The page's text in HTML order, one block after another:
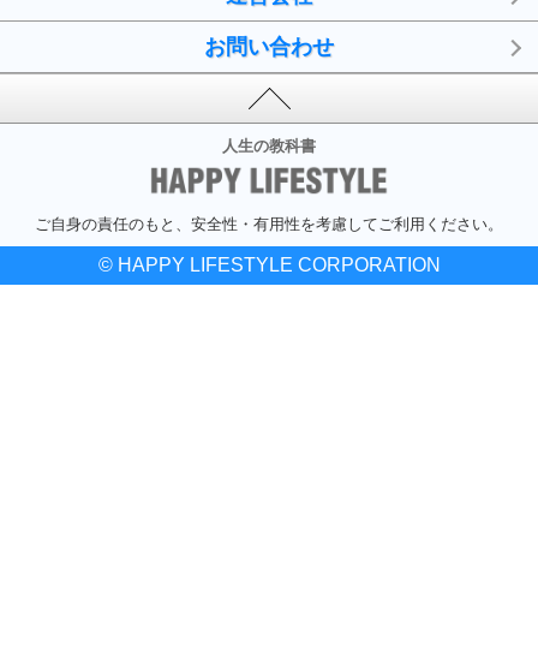
お問い合わせ
人生の教科書
ご自身の責任のもと、安全性・有用性を考慮してご利用ください。
© HAPPY LIFESTYLE CORPORATION